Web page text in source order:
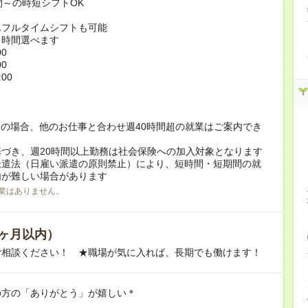
の時短シフトOK
ルタイムシフトも可能
間選べます
場合、他のお仕事と合わせ週40時間超の就業はご案内でき
き、週20時間以上勤務は社会保険への加入対象となります
法（日雇い派遣の原則禁止）により、短時間・短期間の就
難しい場合があります
はありません。
月以内）
談ください！ ★職場が気に入れば、長期でも働けます！
の「ありがとう」が嬉しい＊